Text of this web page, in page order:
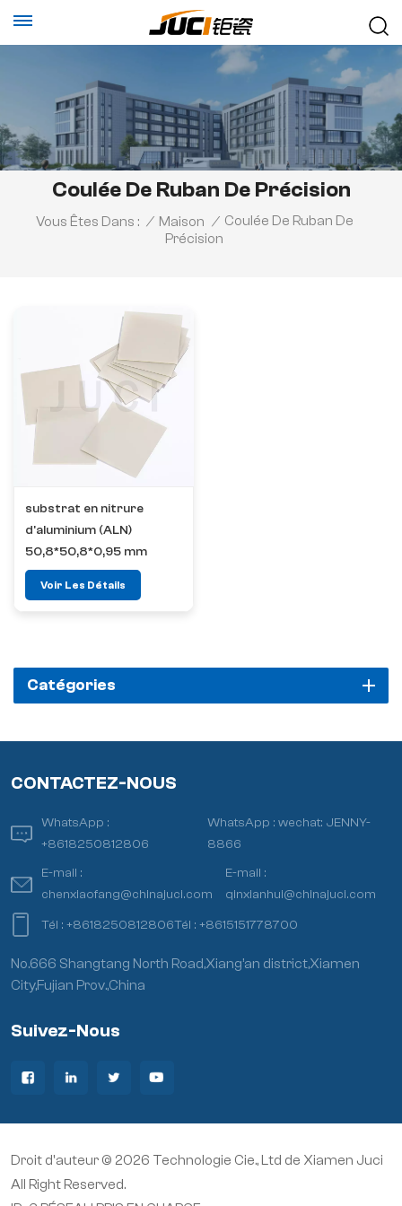
Coulée De Ruban De Précision
Vous Êtes Dans : / Maison / Coulée De Ruban De
Précision
substrat en nitrure
d'aluminium (ALN)
50,8*50,8*0,95 mm
Voir Les Détails
Catégories
CONTACTEZ-NOUS
WhatsApp :
+8618250812806
WhatsApp :wechat: JENNY-
8866
E-mail :
chenxiaofang@chinajuci.com
E-mail :
qinxianhui@chinajuci.com
Tél :+8618250812806Tél :+8615151778700
No.666 Shangtang North Road,Xiang’an district,Xiamen
City,Fujian Prov.,China
Suivez-Nous
Droit d'auteur © 2026 Technologie Cie., Ltd de Xiamen Juci
All Right Reserved.